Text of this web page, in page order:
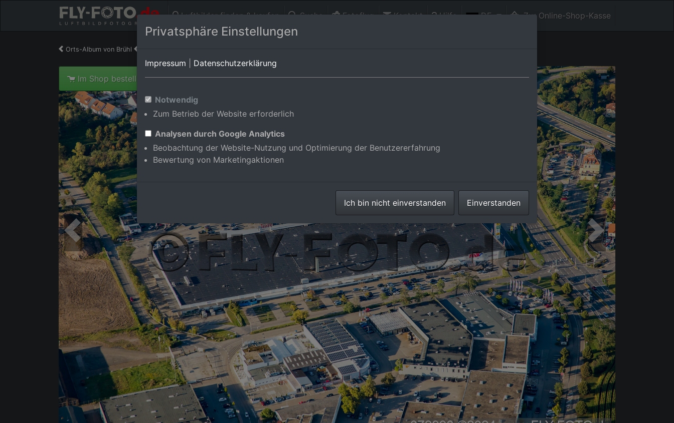
Luftbilder finden & kaufen Suche Fotoflug Kontakt Hilfe DE Zur Online-Shop-Kasse
Orts-Album von Brühl
Im Shop bestellen
Privatsphäre Einstellungen
Impressum Datenschutzerklärung
Notwendig
Zum Betrieb der Website erforderlich
Analysen durch Google Analytics
Beobachtung der Website-Nutzung und Optimierung der Benutzererfahrung
Bewertung von Marketingaktionen
Ich bin nicht einverstanden Einverstanden